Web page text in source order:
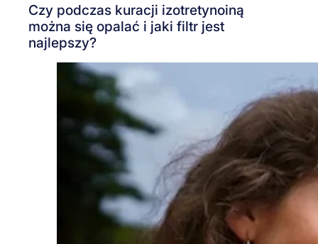
Czy podczas kuracji izotretynoiną
można się opalać i jaki filtr jest
najlepszy?